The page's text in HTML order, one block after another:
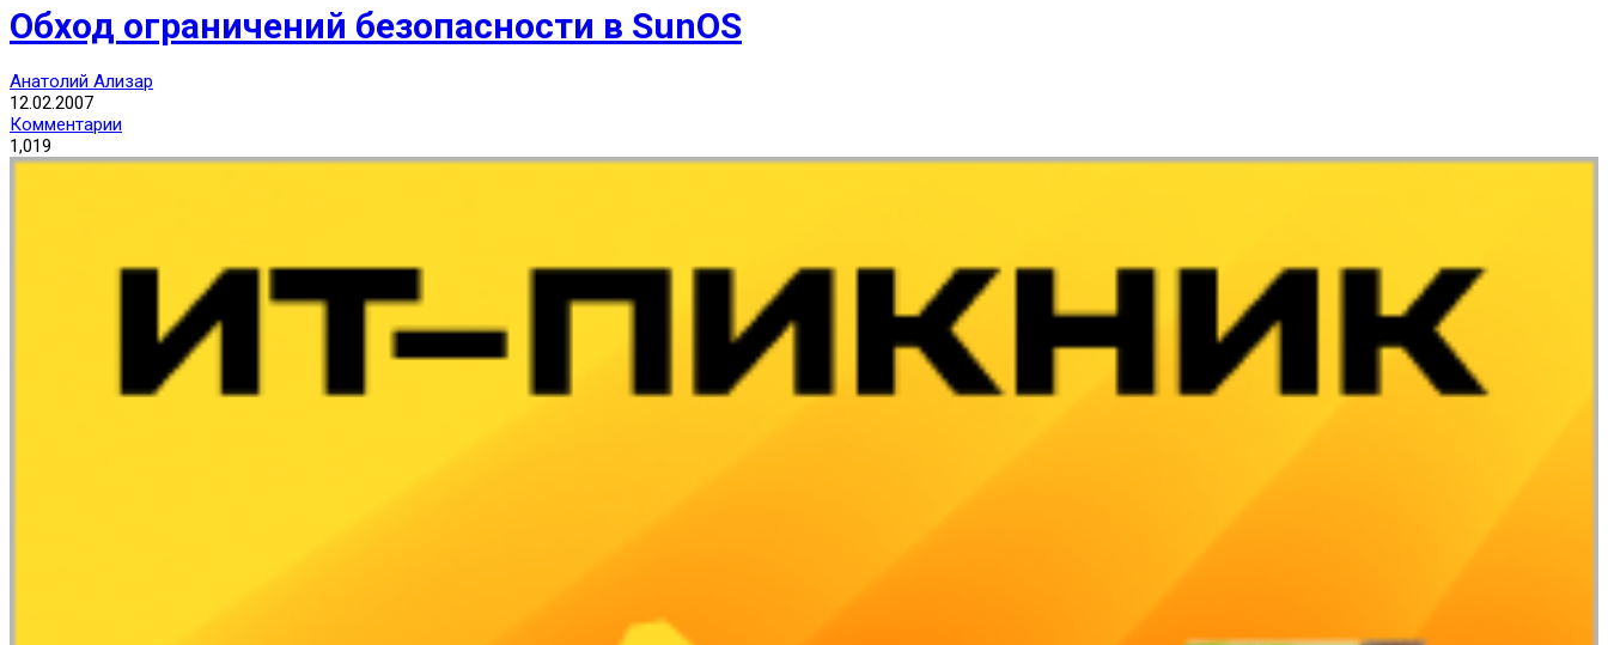
Обход ограничений безопасности в SunOS
Анатолий Ализар
12.02.2007
Комментарии
1,019